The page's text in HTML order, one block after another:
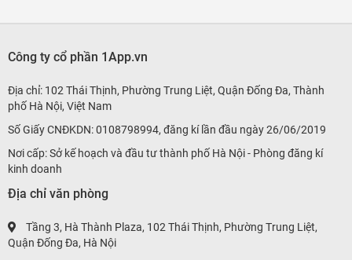
Công ty cổ phần 1App.vn
Địa chỉ: 102 Thái Thịnh, Phường Trung Liệt, Quận Đống Đa, Thành
phố Hà Nội, Việt Nam
Số Giấy CNĐKDN: 0108798994, đăng kí lần đầu ngày 26/06/2019
Nơi cấp: Sở kế hoạch và đầu tư thành phố Hà Nội - Phòng đăng kí
kinh doanh
Địa chỉ văn phòng
Tầng 3, Hà Thành Plaza, 102 Thái Thịnh, Phường Trung Liệt,
Quận Đống Đa, Hà Nội